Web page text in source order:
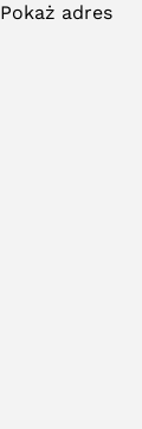
Pokaż adres